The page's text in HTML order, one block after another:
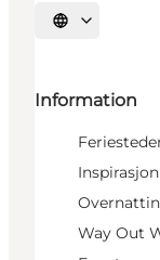
Velg språk
Information
Inspirasjon
Way Out